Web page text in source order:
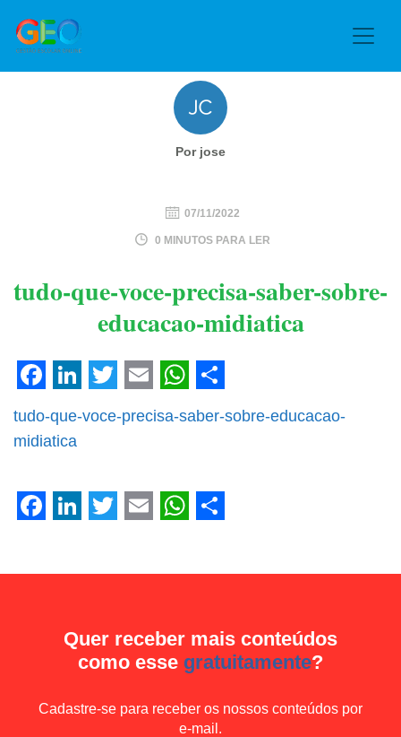
Por jose
07/11/2022
0 MINUTOS PARA LER
tudo-que-voce-precisa-saber-sobre-
educacao-midiatica
Facebook
LinkedIn
Twitter
EmailWhatsApp
Share
tudo-que-voce-precisa-saber-sobre-educacao-
midiatica
Quer receber mais conteúdos
como esse gratuitamente?
Cadastre-se para receber os nossos conteúdos por
e-mail.